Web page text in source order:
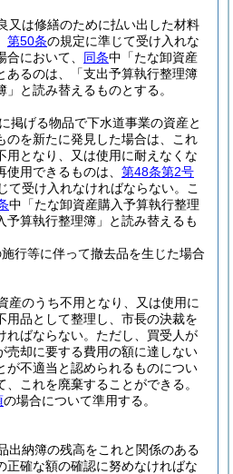
又は修繕のために払い出した材料
第50条の規定に準じて受け入れな
合において、 同条中「たな卸資産
あるのは、「支出予算執行整理簿
と読み替えるものとする。
に掲げる物品で下水道事業の資産と
のを新たに発見した場合は、これ
用となり、又は使用に耐えなくな
用できるものは、 第48条第2号
て受け入れなければならない。
こ
中「たな卸資産購入予算執行整理
予算執行整理簿」と読み替えるも
行等に伴って撤去品を生じた場合
産のうち不用となり、又は使用に
用品として整理し、市長の決裁を
ばならない。 ただし、買受人が
売却に要する費用の額に達しない
が不適当と認められるものについ
これを廃棄することができる。
の場合について準用する。
出納簿の残高をこれと関係のある
正確な額の確認に努めなければな